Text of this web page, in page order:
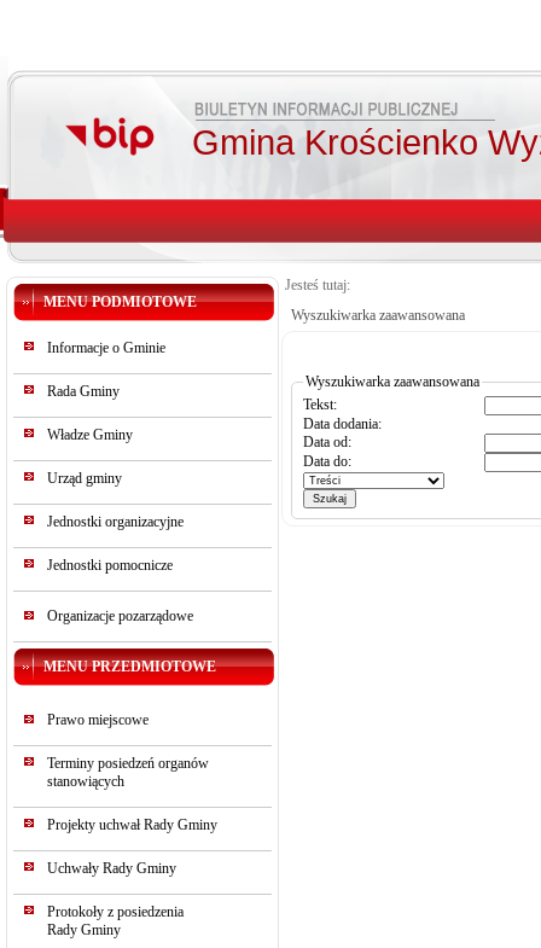
Gmina Krościenko
MENU PODMIOTOWE
Informacje o Gminie
Rada Gminy
Władze Gminy
Urząd gminy
Jednostki organizacyjne
Jednostki pomocnicze
Organizacje pozarządowe
MENU PRZEDMIOTOWE
Prawo miejscowe
Terminy posiedzeń organów
stanowiących
Projekty uchwał Rady Gminy
Uchwały Rady Gminy
Protokoły z posiedzenia
Rady Gminy
Jesteś tutaj:
Wyszukiwarka zaawansowana
Wyszukiwarka zaawansowana
Tekst:
Data dodania:
Data od:
Data do: